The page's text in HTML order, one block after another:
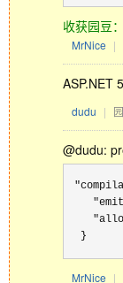
收获园豆：
MrNice |
ASP.NET
dudu |
@dudu:
  }
MrNice |